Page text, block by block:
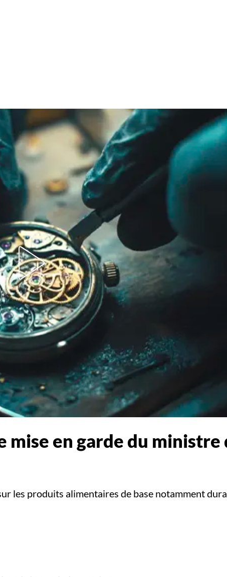
en garde du ministre
les produits alimentaires de base notamment